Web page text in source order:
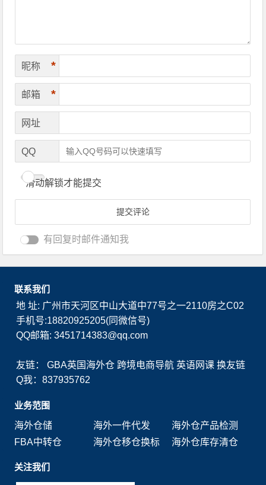
昵称 *
邮箱 *
网址
QQ
滑动解锁才能提交
有回复时邮件通知我
联系我们
地 址: 广州市天河区中山大道中77号之一2110房之C02
手机号:18820925205(同微信号)
QQ邮箱: 3451714383@qq.com
友链：GBA英国海外仓 跨境电商导航 英语网课 换友链
Q我：837935762
业务范围
海外仓储
海外一件代发
海外仓产品检测
FBA中转仓
海外仓移仓换标 海外仓库存清仓
关注我们